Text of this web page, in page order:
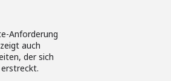
Anforderung
auch
der sich